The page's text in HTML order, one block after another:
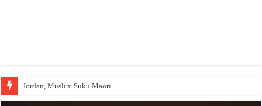
Jordan, Muslim Suku Maori